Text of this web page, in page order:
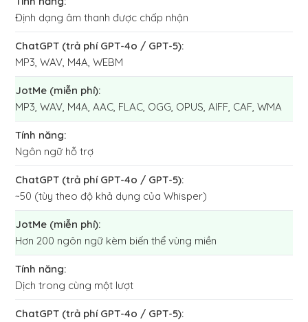
Định dạng âm thanh được chấp nhận
MP3, WAV, M4A, WEBM
MP3, WAV, M4A, AAC, FLAC, OGG, OPUS, AIFF, CAF, WMA
Ngôn ngữ hỗ trợ
~50 (tùy theo độ khả dụng của Whisper)
Hơn 200 ngôn ngữ kèm biến thể vùng miền
Dịch trong cùng một lượt